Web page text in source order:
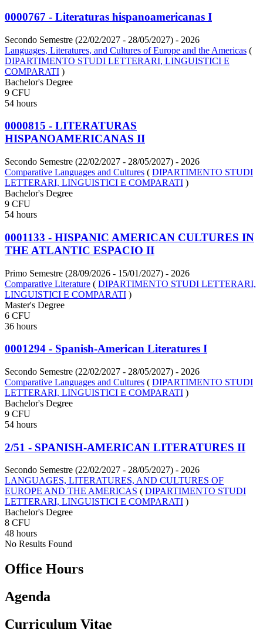
0000767 - Literaturas hispanoamericanas I
Secondo Semestre (22/02/2027 - 28/05/2027) - 2026
Languages, Literatures, and Cultures of Europe and the Americas (
DIPARTIMENTO STUDI LETTERARI, LINGUISTICI E
COMPARATI )
Bachelor's Degree
9 CFU
54 hours
0000815 - LITERATURAS
HISPANOAMERICANAS II
Secondo Semestre (22/02/2027 - 28/05/2027) - 2026
Comparative Languages and Cultures ( DIPARTIMENTO STUDI
LETTERARI, LINGUISTICI E COMPARATI )
Bachelor's Degree
9 CFU
54 hours
0001133 - HISPANIC AMERICAN CULTURES IN
THE ATLANTIC ESPACIO II
Primo Semestre (28/09/2026 - 15/01/2027) - 2026
Comparative Literature ( DIPARTIMENTO STUDI LETTERARI,
LINGUISTICI E COMPARATI )
Master's Degree
6 CFU
36 hours
0001294 - Spanish-American Literatures I
Secondo Semestre (22/02/2027 - 28/05/2027) - 2026
Comparative Languages and Cultures ( DIPARTIMENTO STUDI
LETTERARI, LINGUISTICI E COMPARATI )
Bachelor's Degree
9 CFU
54 hours
2/51 - SPANISH-AMERICAN LITERATURES II
Secondo Semestre (22/02/2027 - 28/05/2027) - 2026
LANGUAGES, LITERATURES, AND CULTURES OF
EUROPE AND THE AMERICAS ( DIPARTIMENTO STUDI
LETTERARI, LINGUISTICI E COMPARATI )
Bachelor's Degree
8 CFU
48 hours
No Results Found
Office Hours
Agenda
Curriculum Vitae